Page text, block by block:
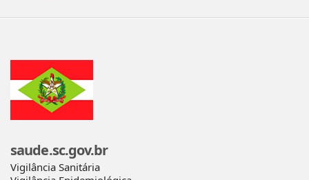
saude.sc.gov.br
Vigilância Sanitária